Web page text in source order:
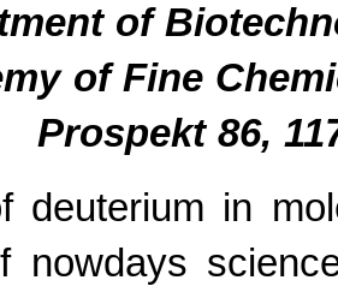
of
of Fine
Prospekt 86,
deuterium in
nowdays